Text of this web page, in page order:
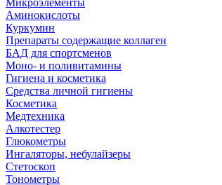
Микроэлементы
Аминокислоты
Куркумин
Препараты содержащие коллаген
БАД для спортсменов
Моно- и поливитамины
Гигиена и косметика
Средства личной гигиены
Косметика
Медтехника
Алкотестер
Глюкометры
Ингаляторы, небулайзеры
Стетоскоп
Тонометры